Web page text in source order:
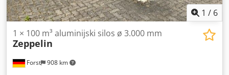
1 / 6
Forst 908 km
1 × 100 m³ aluminijski silos ø 3.000 mm
Zeppelin